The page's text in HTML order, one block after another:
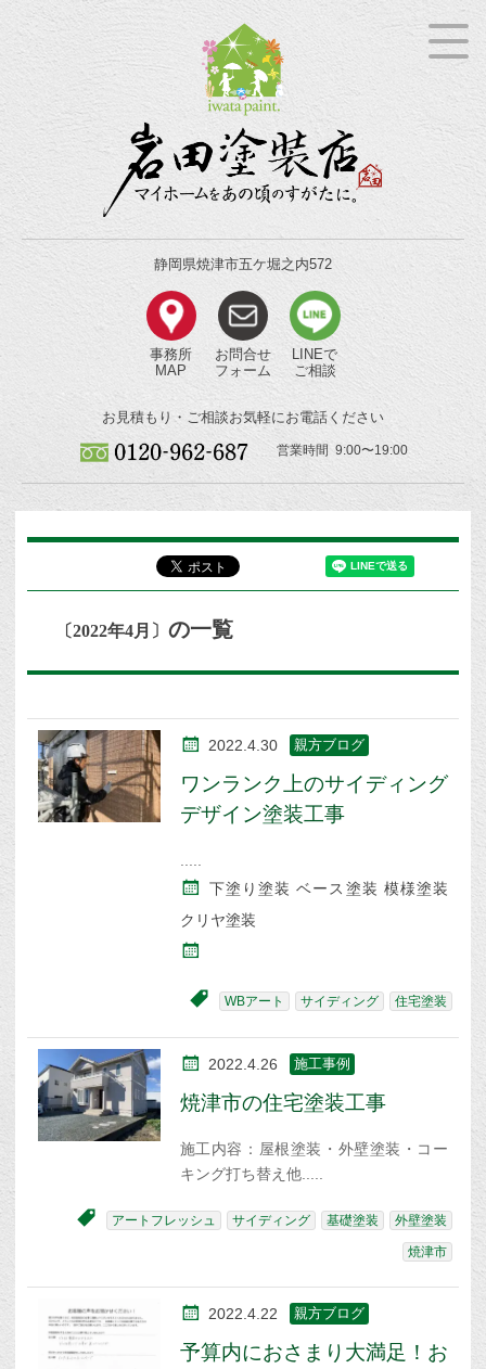
静岡県焼津市五ケ堀之内572
事務所
MAP
お問合せ
フォーム
LINEで
ご相談
お見積もり・ご相談お気軽にお電話ください
営業時間 9:00〜19:00
〔2022年4月〕の一覧
2022.4.30 親方ブログ
ワンランク上のサイディング
デザイン塗装工事
下塗り塗装 ベース塗装 模様塗装
クリヤ塗装
WBアート サイディング 住宅塗装
2022.4.26 施工事例
焼津市の住宅塗装工事
施工内容：屋根塗装・外壁塗装・コー
キング打ち替え他
アートフレッシュ サイディング 基礎塗装 外壁塗装
焼津市
2022.4.22 親方ブログ
予算内におさまり大満足！お